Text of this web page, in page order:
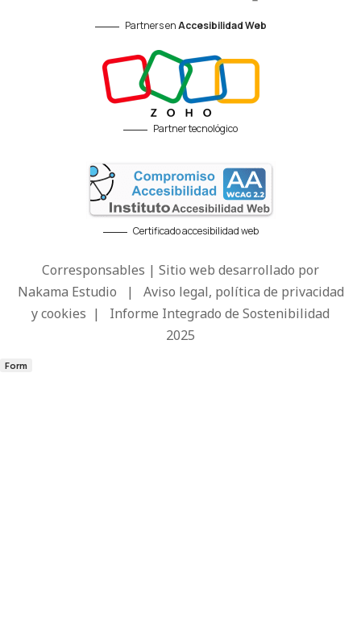
Partners enAccesibilidad Web
Partner tecnológico
Certificado accesibilidad web
Corresponsables | Sitio web desarrollado por
Nakama Estudio | Aviso legal, política de privacidad
y cookies | Informe Integrado de Sostenibilidad
2025
Form